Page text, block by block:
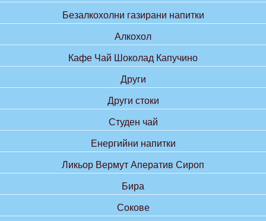
Безалкохолни газирани напитки
Алкохол
Кафе Чай Шоколад Капучино
Други
Други стоки
Студен чай
Енергийни напитки
Ликьор Вермут Аператив Сироп
Бира
Сокове